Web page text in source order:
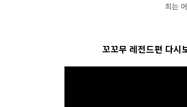
희는
꼬꼬무 레전드편 다